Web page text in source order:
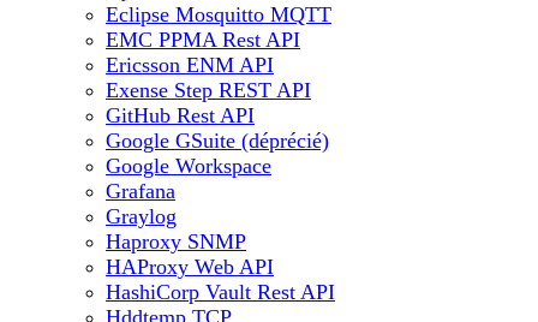
Eclipse Mosquitto MQTT
EMC PPMA Rest API
Ericsson ENM API
Exense Step REST API
GitHub Rest API
Google GSuite (déprécié)
Google Workspace
Grafana
Graylog
Haproxy SNMP
HAProxy Web API
HashiCorp Vault Rest API
Hddtemp TCP